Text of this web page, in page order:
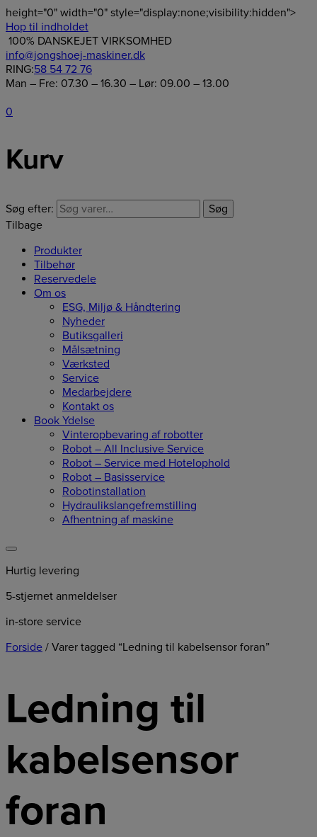
height="0" width="0" style="display:none;visibility:hidden">
Hop til indholdet
100% DANSKEJET VIRKSOMHED
info@jongshoej-maskiner.dk
RING:58 54 72 76
Man – Fre: 07.30 – 16.30 – Lør: 09.00 – 13.00
0
Kurv
Søg efter:
Søg
Tilbage
Produkter
Tilbehør
Reservedele
Om os
ESG, Miljø & Håndtering
Nyheder
Butiksgalleri
Målsætning
Værksted
Service
Medarbejdere
Kontakt os
Book Ydelse
Vinteropbevaring af robotter
Robot – All Inclusive Service
Robot – Service med Hotelophold
Robot – Basisservice
Robotinstallation
Hydraulikslangefremstilling
Afhentning af maskine
Hurtig levering
5-stjernet anmeldelser
in-store service
Forside / Varer tagged “Ledning til kabelsensor foran”
Ledning til
kabelsensor
foran